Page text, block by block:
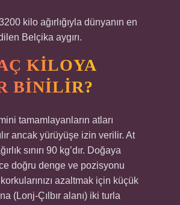
kilo ağırlığıyla dünyanın en
Belçika aygırı.
KILOYA
BINILIR?
tamamlayanların atları
ancak yürüyüşe izin verilir. At
sınırı 90 kg’dır. Doğaya
doğru denge ve pozisyonu
azaltmak için küçük
(Lonj-Çılbır alanı) iki turla